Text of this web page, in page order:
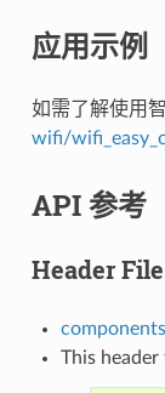
应用示例
如需了解使用
wifi/
API 参考
Header File
This